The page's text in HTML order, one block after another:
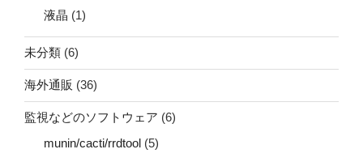
液晶 (1)
未分類 (6)
海外通販 (36)
監視などのソフトウェア (6)
munin/cacti/rrdtool (5)